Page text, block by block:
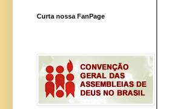
Curta nossa FanPage